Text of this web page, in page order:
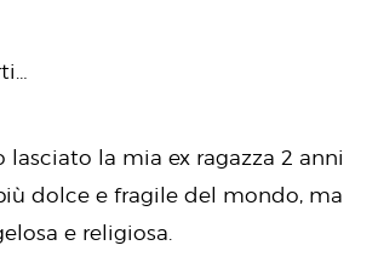
lasciato la mia ex ragazza 2 anni
dolce e fragile del mondo, ma
e religiosa.